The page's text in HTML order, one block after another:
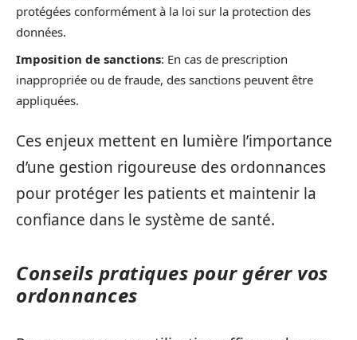
protégées conformément à la loi sur la protection des
données.
Imposition de sanctions: En cas de prescription
inappropriée ou de fraude, des sanctions peuvent être
appliquées.
Ces enjeux mettent en lumière l’importance
d’une gestion rigoureuse des ordonnances
pour protéger les patients et maintenir la
confiance dans le système de santé.
Conseils pratiques pour gérer vos
ordonnances